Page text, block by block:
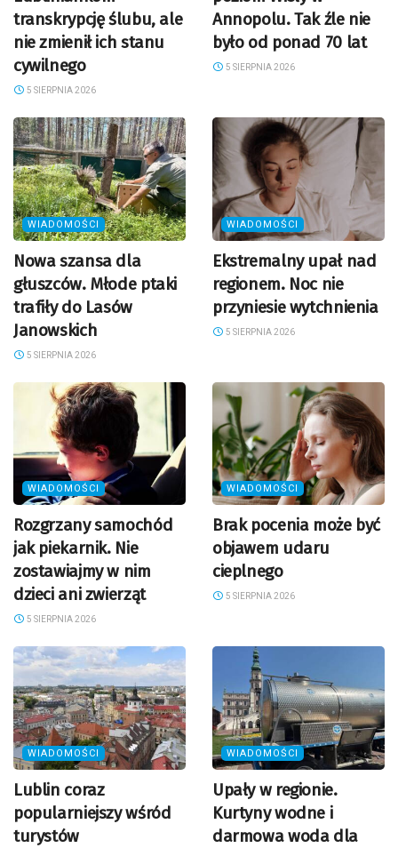
transkrypcję ślubu, ale
nie zmienił ich stanu
cywilnego
5 SIERPNIA 2026
Annopolu. Tak źle nie
było od ponad 70 lat
5 SIERPNIA 2026
WIADOMOŚCI
Nowa szansa dla
głuszców. Młode ptaki
trafiły do Lasów
Janowskich
5 SIERPNIA 2026
WIADOMOŚCI
Ekstremalny upał nad
regionem. Noc nie
przyniesie wytchnienia
5 SIERPNIA 2026
WIADOMOŚCI
Rozgrzany samochód
jak piekarnik. Nie
zostawiajmy w nim
dzieci ani zwierząt
5 SIERPNIA 2026
WIADOMOŚCI
Brak pocenia może być
objawem udaru
cieplnego
5 SIERPNIA 2026
WIADOMOŚCI
Lublin coraz
popularniejszy wśród
turystów
WIADOMOŚCI
Upały w regionie.
Kurtyny wodne i
darmowa woda dla